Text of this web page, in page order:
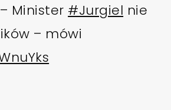
Minister #Jurgiel nie
– mówi